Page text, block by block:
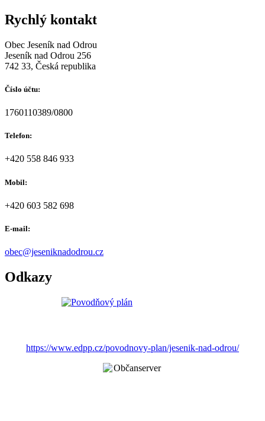
Rychlý kontakt
Obec Jeseník nad Odrou
Jeseník nad Odrou 256
742 33, Česká republika
Číslo účtu:
1760110389/0800
Telefon:
+420 558 846 933
Mobil:
+420 603 582 698
E-mail:
obec@jeseniknadodrou.cz
Odkazy
https://www.edpp.cz/povodnovy-plan/jesenik-nad-odrou/